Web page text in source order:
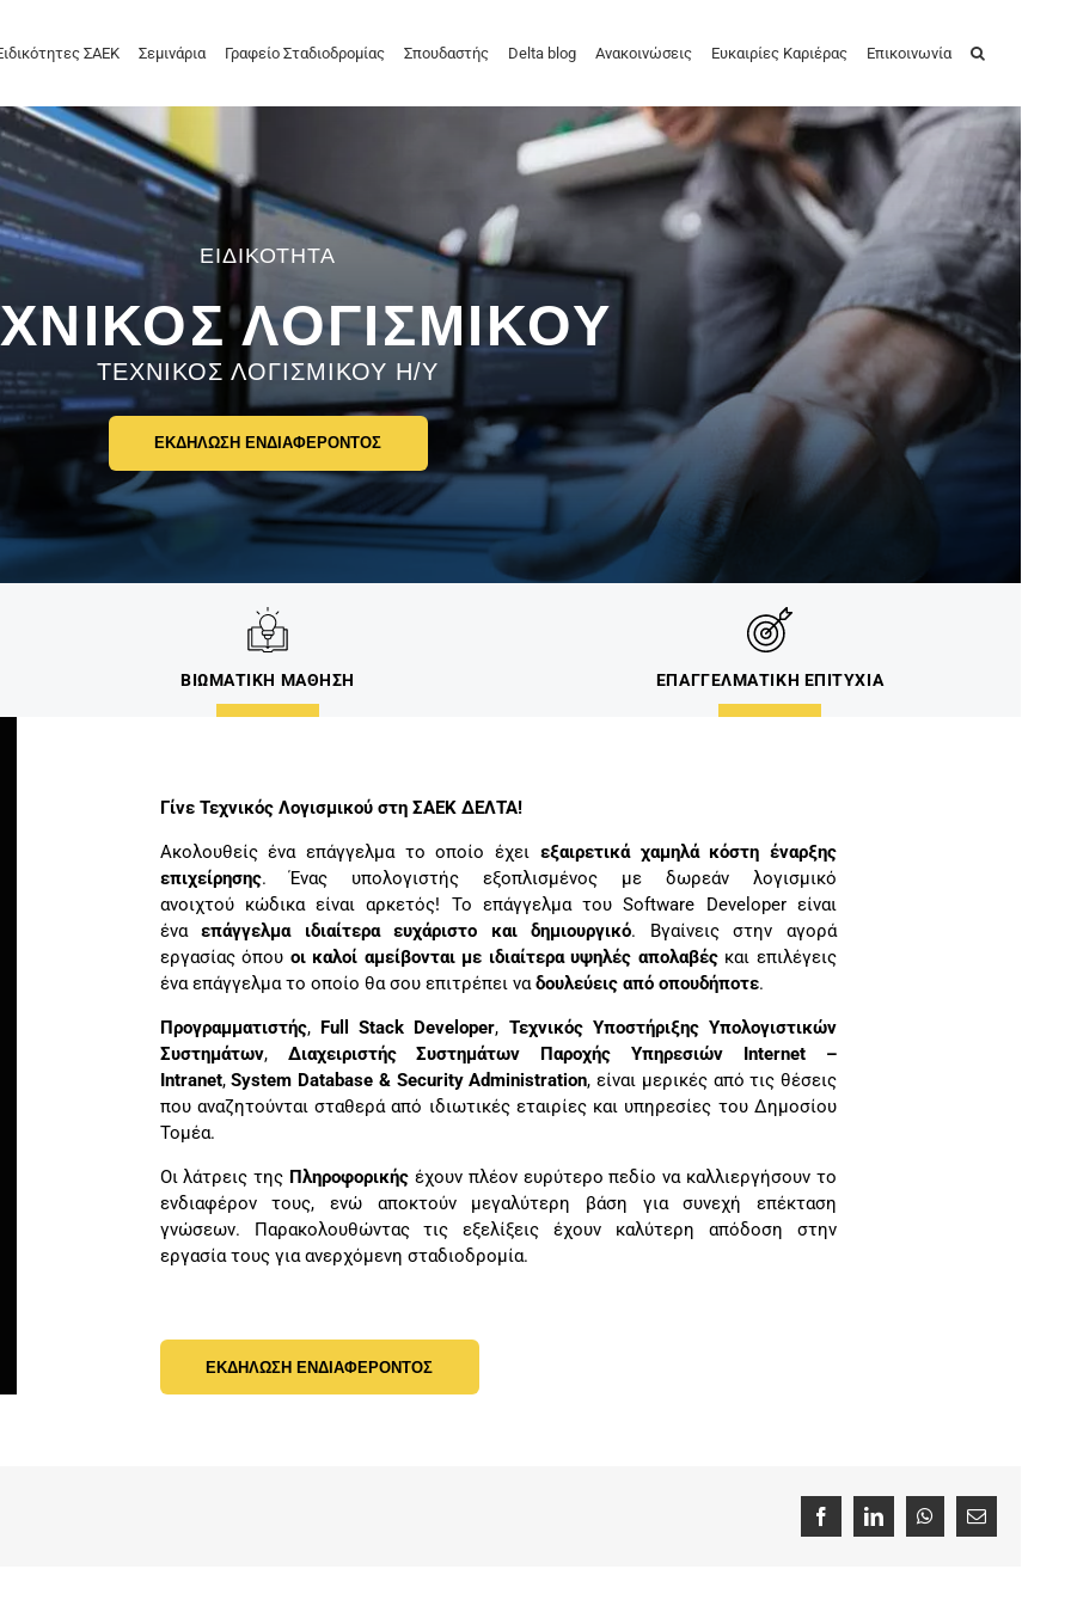
ΣΑΕΚ Σεμινάρια Γραφείο Σταδιοδρομίας Σπουδαστής Delta blog Ανακοινώσεις Ευκαιρίες Καριέρας Επικοινωνία
ΛΟΓΙΣΜΙΚΟΥ
ΤΕΧΝΙΚΟΣ ΛΟΓΙΣΜΙΚΟΥ Η/Υ
ΕΚΔΗΛΩΣΗ ΕΝΔΙΑΦΕΡΟΝΤΟΣ
ΒΙΩΜΑΤΙΚΗ ΜΑΘΗΣΗ ΕΠΑΓΓΕΛΜΑΤΙΚΗ ΕΠΙΤΥΧΙΑ
Γίνε Τεχνικός Λογισμικού στη ΣΑΕΚ ΔΕΛΤΑ!
Ακολουθείς ένα επάγγελμα το οποίο έχει εξαιρετικά χαμηλά κόστη έναρξης
επιχείρησης. Ένας υπολογιστής εξοπλισμένος με δωρεάν λογισμικό
ανοιχτού κώδικα είναι αρκετός! Το επάγγελμα του Software Developer είναι
έναεπάγγελμα ιδιαίτερα ευχάριστο και δημιουργικό. Βγαίνεις στην αγορά
εργασίας όπου οι καλοί αμείβονται με ιδιαίτερα υψηλές απολαβέςκαι επιλέγεις
ένα επάγγελμα το οποίο θα σου επιτρέπει ναδουλεύεις από οπουδήποτε.
Προγραμματιστής, Full Stack Developer, Τεχνικός Υποστήριξης Υπολογιστικών
Συστημάτων, Διαχειριστής Συστημάτων Παροχής Υπηρεσιών Internet –
Intranet,System Database & Security Administration, είναι μερικές από τις θέσεις
που αναζητούνται σταθερά από ιδιωτικές εταιρίες και υπηρεσίες του Δημοσίου
Τομέα.
Οι λάτρεις της Πληροφορικής έχουν πλέον ευρύτερο πεδίο να καλλιεργήσουν το
ενδιαφέρον τους, ενώ αποκτούν μεγαλύτερη βάση για συνεχή επέκταση
γνώσεων. Παρακολουθώντας τις εξελίξεις έχουν καλύτερη απόδοση στην
εργασία τους για ανερχόμενη σταδιοδρομία.
ΕΚΔΗΛΩΣΗ ΕΝΔΙΑΦΕΡΟΝΤΟΣ
FacebookLinkedInWhatsApp
Email